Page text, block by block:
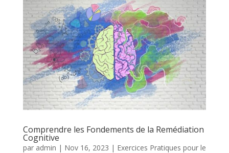
Comprendre les Fondements de la Remédiation
Cognitive
par admin | Nov 16, 2023 | Exercices Pratiques pour le